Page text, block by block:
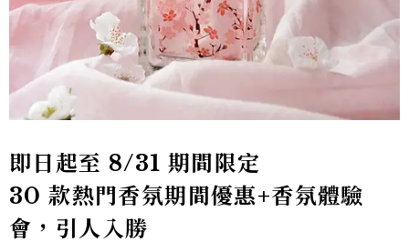
即日起至 8/31 期間限定
30 款熱門香氛期間優惠+香氛體驗
會，引人入勝